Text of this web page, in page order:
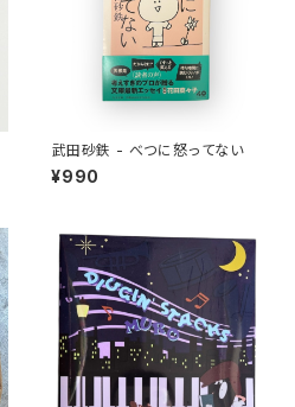
武田砂鉄 - べつに怒ってない
¥990